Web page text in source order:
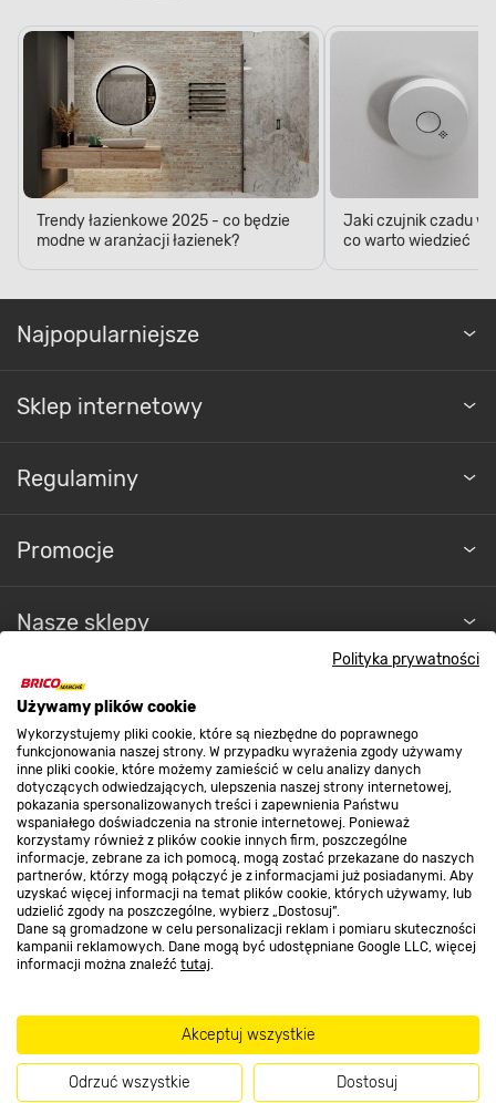
Polityka prywatności
Używamy plików cookie
Wykorzystujemy pliki cookie, które są niezbędne do poprawnego
funkcjonowania naszej strony. W przypadku wyrażenia zgody używamy
inne pliki cookie, które możemy zamieścić w celu analizy danych
dotyczących odwiedzających, ulepszenia naszej strony internetowej,
pokazania spersonalizowanych treści i zapewnienia Państwu
wspaniałego doświadczenia na stronie internetowej. Ponieważ
korzystamy również z plików cookie innych firm, poszczególne
informacje, zebrane za ich pomocą, mogą zostać przekazane do naszych
partnerów, którzy mogą połączyć je z informacjami już posiadanymi. Aby
uzyskać więcej informacji na temat plików cookie, których używamy, lub
udzielić zgody na poszczególne, wybierz „Dostosuj”.
Dane są gromadzone w celu personalizacji reklam i pomiaru skuteczności
kampanii reklamowych. Dane mogą być udostępniane Google LLC, więcej
informacji można znaleźć tutaj.
Akceptuj wszystkie
Odrzuć wszystkie Dostosuj
elementy, nie martwiąc się o bezpieczeństwo
swoje i domowników.
Gotowy komplet
Kabina prysznicowa Doris Black ma dołączony
brodzik wykonany z trwałego materiału, który
posłuży Ci przez lata. Kupując gotowy zestaw,
masz pewność, że jego elementy idealnie
do siebie pasują — zarówno wizualnie, jak i przy
montażu. Oszczędź czas poszukiwania
kompatybilnych dodatków.
Trendy łazienkowe 2025 - co będzie
modne w aranżacji łazienek?
Jaki czujnik czadu
co warto wiedzieć
Najpopularniejsze
Sklep internetowy
Regulaminy
Promocje
Nasze sklepy
O nas
Kontakt do sklepu
Strefa biznesu
Dołącz do nas